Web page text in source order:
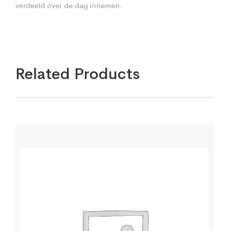
verdeeld over de dag innemen.
Related Products